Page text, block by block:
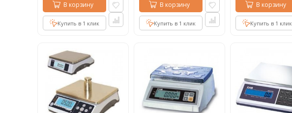
В корзину
Купить в 1 клик
В корзину
Купить в 1 клик
В корзину
Купить в 1 клик